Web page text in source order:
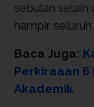
sebulan selain
hampir
Baca Juga:
Perkiraaan 6
Akademik